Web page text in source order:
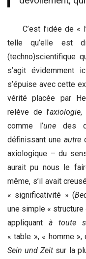
C’est l’idée de «
telle qu’elle est
(techno)scientifique
s’agit évidemment
s’épuise avec cette
vérité placée par
relève de l’axiologie,
comme l’unedes
définissant uneautre
axiologique – du
aurait pu nous le
même, s’il avait
« significativité » (
une simple «
appliquant à toute
« table », « homme
Sein und Zeit sur la